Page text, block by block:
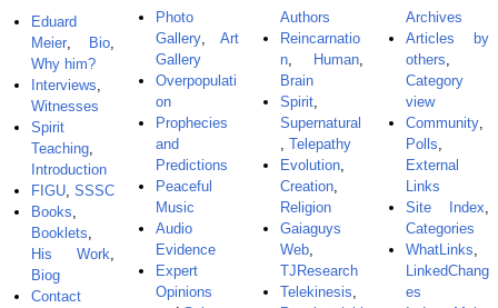
Eduard
Meier, Bio,
Why him?
Interviews
Witnesses
Spirit
Teaching,
Introduction
FIGU, SSSC
Books
Booklets
His Work
Biog
Contact
Photo
Gallery ,Art
Gallery
Overpopulati
on
Prophecies
and
Predictions
Peaceful
Music
Audio
Evidence
Expert
Opinions
Authors
Reincarnatio
n
Human
Brain
Spirit
Supernatural
,Telepathy
Evolution
Creation
Religion
Gaiaguys
Web
TJResearch
Telekinesis
Archives
Articles by
others
Category
view
Community,
Polls
External
Links
Site Index
Categories
WhatLinks
LinkedChang
es